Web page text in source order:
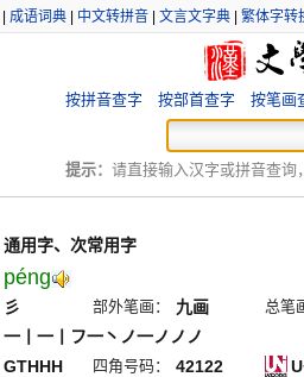
成语词典 中文转拼音 文言文字典 繁体字转
按拼音查字 按部首查字 按笔画
提示： 请直接输入汉字或拼音查询
通用字、次常用字
péng
彡 部外笔画： 九画
总笔
一丨一丨フ一丶ノ一ノノノ
GTHHH 四角号码： 42122